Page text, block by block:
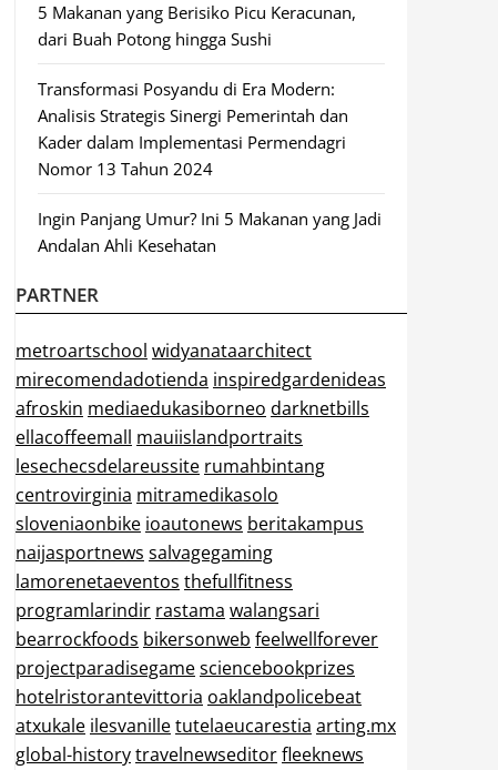
5 Makanan yang Berisiko Picu Keracunan,
dari Buah Potong hingga Sushi
Transformasi Posyandu di Era Modern:
Analisis Strategis Sinergi Pemerintah dan
Kader dalam Implementasi Permendagri
Nomor 13 Tahun 2024
Ingin Panjang Umur? Ini 5 Makanan yang Jadi
Andalan Ahli Kesehatan
PARTNER
metroartschool widyanataarchitect
mirecomendadotienda inspiredgardenideas
afroskin mediaedukasiborneo darknetbills
ellacoffeemall mauiislandportraits
lesechecsdelareussite rumahbintang
centrovirginia mitramedikasolo
sloveniaonbike ioautonews beritakampus
naijasportnews salvagegaming
lamorenetaeventos thefullfitness
programlarindir rastama walangsari
bearrockfoods bikersonweb feelwellforever
projectparadisegamesciencebookprizes
hotelristorantevittoria oaklandpolicebeat
atxukale ilesvanilletutelaeucarestia arting.mx
global-historytravelnewseditorfleeknews